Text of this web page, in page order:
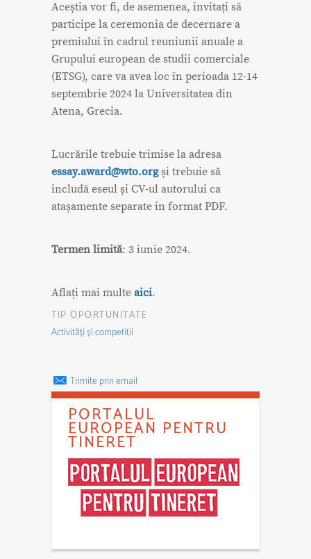
Aceștia vor fi, de asemenea, invitați să
participe la ceremonia de decernare a
premiului în cadrul reuniunii anuale a
Grupului european de studii comerciale
(ETSG), care va avea loc în perioada 12-14
septembrie 2024 la Universitatea din
Atena, Grecia.
Lucrările trebuie trimise la adresa
essay.award@wto.orgși trebuie să
includă eseul și CV-ul autorului ca
atașamente separate în format PDF.
Termen limită: 3 iunie 2024.
Aflați mai multe aici.
TIP OPORTUNITATE
Activități și competiții
Trimite prin email
PORTALUL
EUROPEAN PENTRU
TINERET